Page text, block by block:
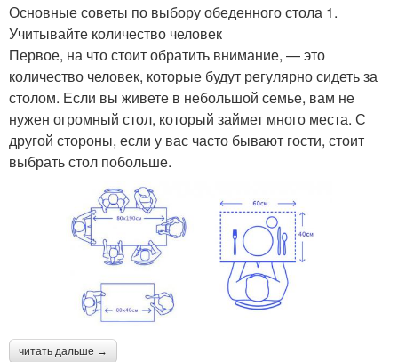
Основные советы по выбору обеденного стола 1.
Учитывайте количество человек
Первое, на что стоит обратить внимание, — это
количество человек, которые будут регулярно сидеть за
столом. Если вы живете в небольшой семье, вам не
нужен огромный стол, который займет много места. С
другой стороны, если у вас часто бывают гости, стоит
выбрать стол побольше.
читать дальше →